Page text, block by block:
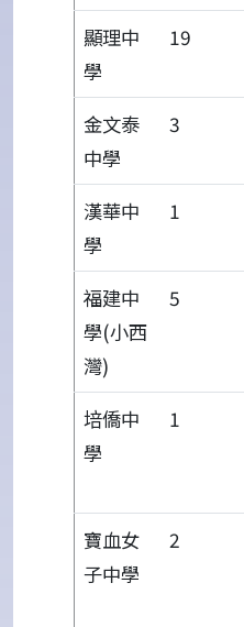
顯理中
學
19
金文泰
中學
3
漢華中
學
1
福建中
學(小西
灣)
5
培僑中
學
1
寶血女
子中學
2